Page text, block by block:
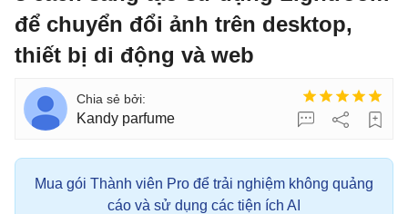
để chuyển đổi ảnh trên desktop,
thiết bị di động và web
Kandy parfume
Mua gói Thành viên Pro để trải nghiệm không quảng
cáo và sử dụng các tiện ích AI